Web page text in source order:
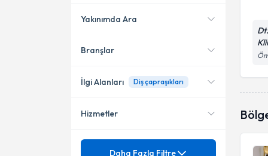
Merkez
Yakınımda Ara
Konumuma yakın uzmanları
Branşlar
Diş Hekimi
İlgi Alanları Diş çapraşıkları
Ağız, Diş ve Çene Cerrahisi
Hizmetler
Mezuniyet
Daha Fazla Filtre